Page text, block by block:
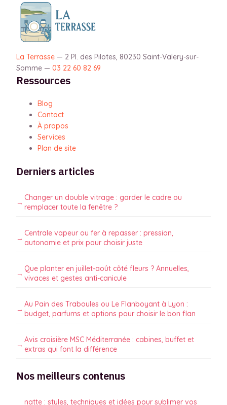
La Terrasse — 2 Pl. des Pilotes, 80230 Saint-Valery-sur-
Somme — 03 22 60 82 69
Ressources
Blog
Contact
À propos
Services
Plan de site
Derniers articles
Changer un double vitrage : garder le cadre ou
remplacer toute la fenêtre ?
Centrale vapeur ou fer à repasser : pression,
autonomie et prix pour choisir juste
Que planter en juillet-août côté fleurs ? Annuelles,
vivaces et gestes anti-canicule
Au Pain des Traboules ou Le Flanboyant à Lyon :
budget, parfums et options pour choisir le bon flan
Avis croisière MSC Méditerranée : cabines, buffet et
extras qui font la différence
Nos meilleurs contenus
natte : styles, techniques et idées pour sublimer vos